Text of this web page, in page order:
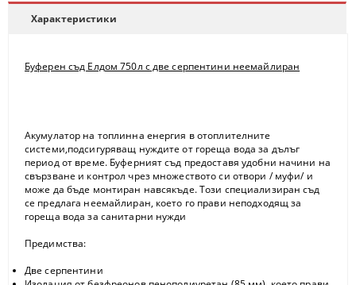
Характеристики
Буферен съд Елдом 750л с две серпентини неемайлиран
Акумулатор на топлинна енергия в отоплителните
системи,подсигуряващ нуждите от гореща вода за дълъг
период от време. Буферният съд предоставя удобни начини на
свързване и контрол чрез множеството си отвори / муфи/ и
може да бъде монтиран навсякъде. Този специализиран съд
се предлага неемайлиран, което го прави неподходящ за
гореща вода за санитарни нужди
Предимства:
Две серпентини